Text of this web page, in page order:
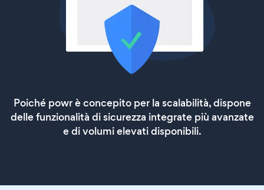
Poiché powr è concepito per la scalabilità, dispone
delle funzionalità di sicurezza integrate più avanzate
e di volumi elevati disponibili.